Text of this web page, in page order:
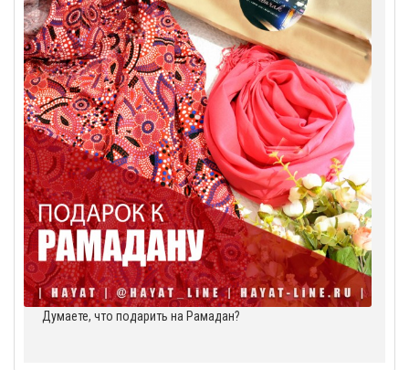
Думаете, что подарить на Рамадан?